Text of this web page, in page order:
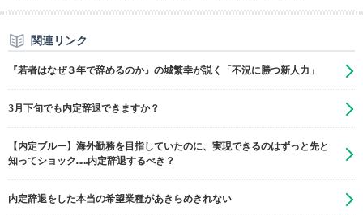
関連リンク
『若者はなぜ３年で辞めるのか』の城繁幸が説く「不況に勝つ新人力」
3月下旬でも内定辞退できますか？
【内定ブルー】海外勤務を目指していたのに、実現できるのはずっと先と
知ってショック……内定辞退するべき？
内定辞退をした本当の希望業種があきらめきれない